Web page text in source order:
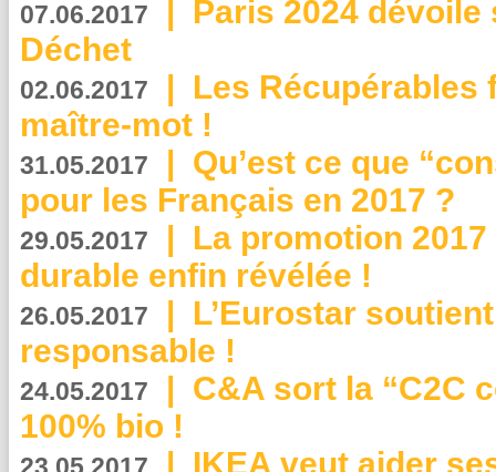
07.06.2017
Paris 2024
Déchet
02.06.2017 | Les Récupérables
maître-mot !
31.05.2017 | Qu’est ce que
pour les Français en 2017 ?
29.05.2017 | La promotion
durable enfin révélée !
26.05.2017 | L’Eurostar
responsable !
24.05.2017 | C&A sort la “C2C
100% bio !
| IKEA veut aider